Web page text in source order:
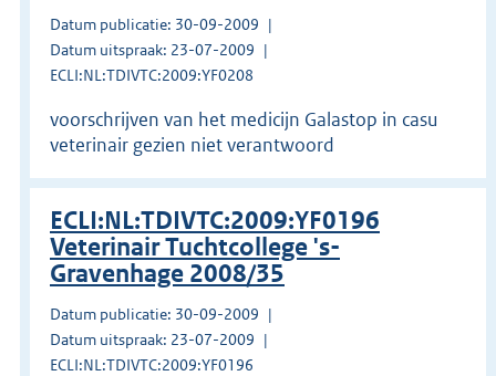
Datum publicatie: 30-09-2009
Datum uitspraak: 23-07-2009
ECLI:NL:TDIVTC:2009:YF0208
voorschrijven van het medicijn Galastop in casu
veterinair gezien niet verantwoord
ECLI:NL:TDIVTC:2009:YF0196
Veterinair Tuchtcollege 's-
Gravenhage 2008/35
Datum publicatie: 30-09-2009
Datum uitspraak: 23-07-2009
ECLI:NL:TDIVTC:2009:YF0196